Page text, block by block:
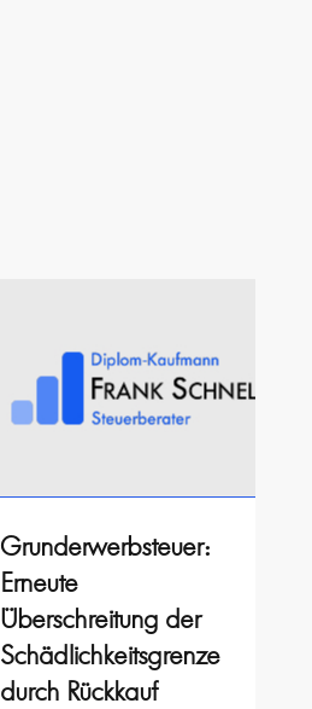
Grunderwerbsteuer:
Erneute
Überschreitung der
Schädlichkeitsgrenze
durch Rückkauf